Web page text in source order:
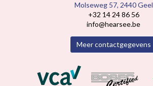
Molseweg 57, 2440 Geel
+32 14 24 86 56
info@hearsee.be
Meer contactgegevens